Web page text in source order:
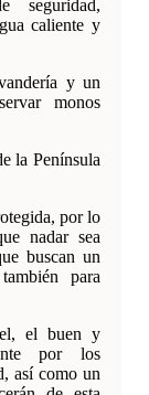
seguridad,
caliente y
y un
monos
la Península
por lo
nadar sea
buscan un
para
el buen y
por los
así como un